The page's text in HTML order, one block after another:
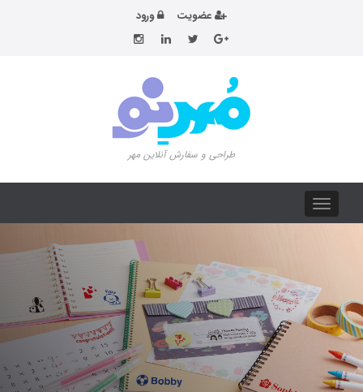
عضویت ورود
طراحی و سفارش آنلاین مهر
Toggle
navigation